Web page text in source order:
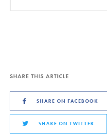
SHARE THIS ARTICLE
SHARE ON FACEBOOK
SHARE ON TWITTER